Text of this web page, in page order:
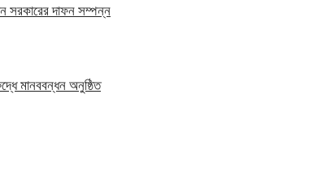
সরকারের দাফন সম্পন্ন
মানববন্ধন অনুষ্ঠিত